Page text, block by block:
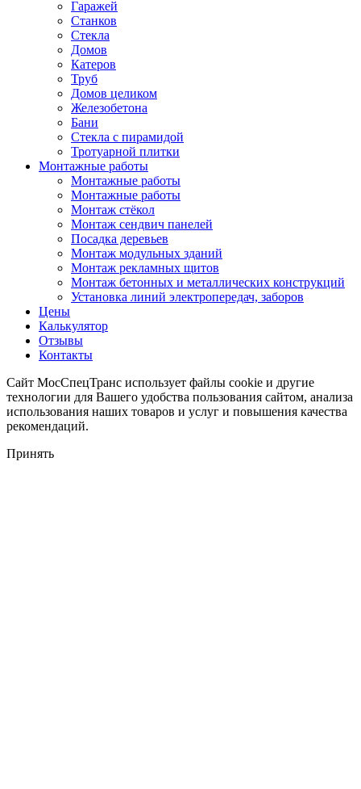
Гаражей
Станков
Стекла
Домов
Катеров
Труб
Домов целиком
Железобетона
Бани
Стекла с пирамидой
Тротуарной плитки
Монтажные работы
Монтажные работы
Монтажные работы
Монтаж стёкол
Монтаж сендвич панелей
Посадка деревьев
Монтаж модульных зданий
Монтаж рекламных щитов
Монтаж бетонных и металлических конструкций
Установка линий электропередач, заборов
Цены
Калькулятор
Отзывы
Контакты
Cайт МосСпецТранс использует файлы cookie и другие
технологии для Вашего удобства пользования сайтом, анализа
использования наших товаров и услуг и повышения качества
рекомендаций.
Принять